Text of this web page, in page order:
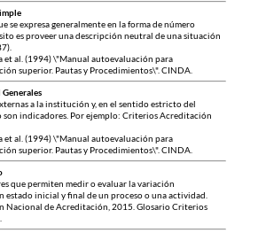
se expresa generalmente en la forma de número
es proveer una descripción neutral de una situación
et al. (1994) \"Manual autoevaluación para
superior. Pautas y Procedimientos\". CINDA.
a la institución y, en el sentido estricto del
son indicadores. Por ejemplo: Criterios Acreditación
et al. (1994) \"Manual autoevaluación para
superior. Pautas y Procedimientos\". CINDA.
que permiten medir o evaluar la variación
estado inicial y final de un proceso o una actividad.
Nacional de Acreditación, 2015. Glosario Criterios